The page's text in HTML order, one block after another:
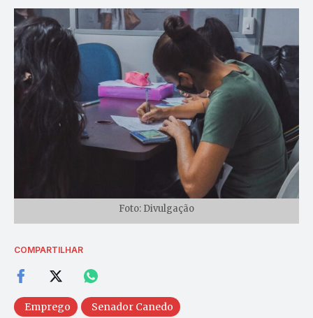
Foto: Divulgação
COMPARTILHAR
Emprego Senador Canedo